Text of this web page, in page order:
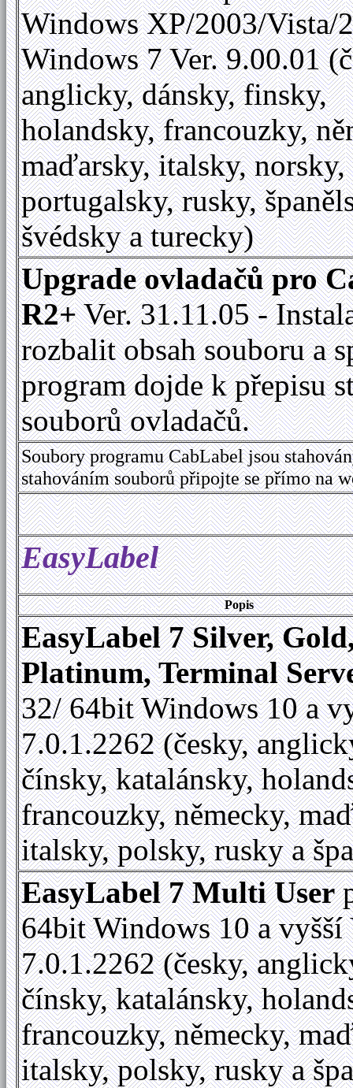
Windows XP/2003/Vista/
Windows 7 Ver. 9.00.01
anglicky, dánsky, finsky,
holandsky, francouzky,
maďarsky, italsky,
portugalsky, rusky,
švédsky a turecky)
Upgrade ovladačů pro
R2+Ver. 31.11.05 -
rozbalit obsah souboru a
program dojde k přepisu
souborů ovladačů.
Soubory programu CabLabel jsou
stahováním souborů připojte se přímo na
EasyLabel
Popis
EasyLabel 7 Silver,
Platinum, Terminal
32/ 64bit Windows 10 a
7.0.1.2262 (česky,
čínsky, katalánsky,
francouzky, německy,
italsky, polsky, rusky a
EasyLabel 7 Multi User
64bit Windows 10 a vyšší
7.0.1.2262 (česky,
čínsky, katalánsky,
francouzky, německy,
italsky, polsky, rusky a